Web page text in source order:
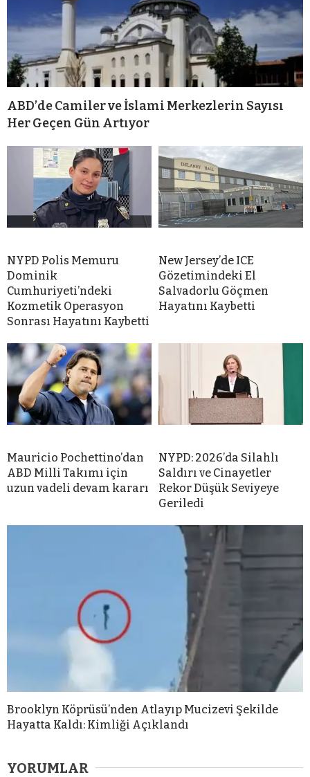
ABD’de Camiler ve İslami Merkezlerin Sayısı
Her Geçen Gün Artıyor
NYPD Polis Memuru
Dominik
Cumhuriyeti’ndeki
Kozmetik Operasyon
Sonrası Hayatını Kaybetti
New Jersey’de ICE
Gözetimindeki El
Salvadorlu Göçmen
Hayatını Kaybetti
Mauricio Pochettino’dan
ABD Milli Takımı için
uzun vadeli devam kararı
NYPD: 2026’da Silahlı
Saldırı ve Cinayetler
Rekor Düşük Seviyeye
Geriledi
Brooklyn Köprüsü’nden Atlayıp Mucizevi Şekilde
Hayatta Kaldı: Kimliği Açıklandı
YORUMLAR